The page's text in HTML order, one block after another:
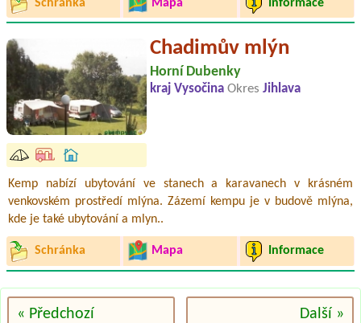
Schránka Mapa Informace
Chadimův mlýn
Horní Dubenky
kraj Vysočina Okres Jihlava
Kemp nabízí ubytování ve stanech a karavanech v krásném
venkovském prostředí mlýna. Zázemí kempu je v budově mlýna,
kde je také ubytování a mlyn..
Schránka Mapa Informace
« Předchozí Další »